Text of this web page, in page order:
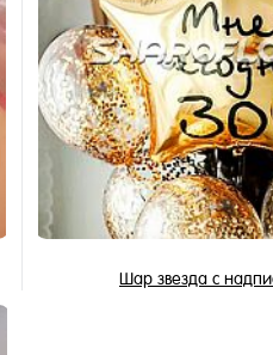
Купить в 1 клик
В избранное
В наличии
Шар звезда с